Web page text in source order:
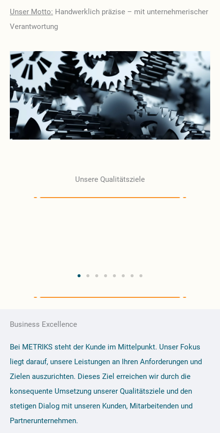
Unser Motto: Handwerklich präzise – mit unternehmerischer
Verantwortung
Unsere Qualitätsziele
Business Excellence
Bei METRIKS steht der Kunde im Mittelpunkt. Unser Fokus
liegt darauf, unsere Leistungen an Ihren Anforderungen und
Zielen auszurichten. Dieses Ziel erreichen wir durch die
konsequente Umsetzung unserer Qualitätsziele und den
stetigen Dialog mit unseren Kunden, Mitarbeitenden und
Partnerunternehmen.